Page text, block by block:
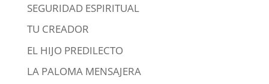
SEGURIDAD ESPIRITUAL
TU CREADOR
EL HIJO PREDILECTO
LA PALOMA MENSAJERA